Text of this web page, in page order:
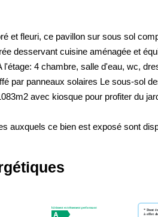
et fleuri, ce pavillon sur sous sol
desservant cuisine aménagée et
l'étage: 4 chambre, salle d'eau, wc,
par panneaux solaires Le sous-sol
avec kiosque pour profiter du
auxquels ce bien est exposé sont